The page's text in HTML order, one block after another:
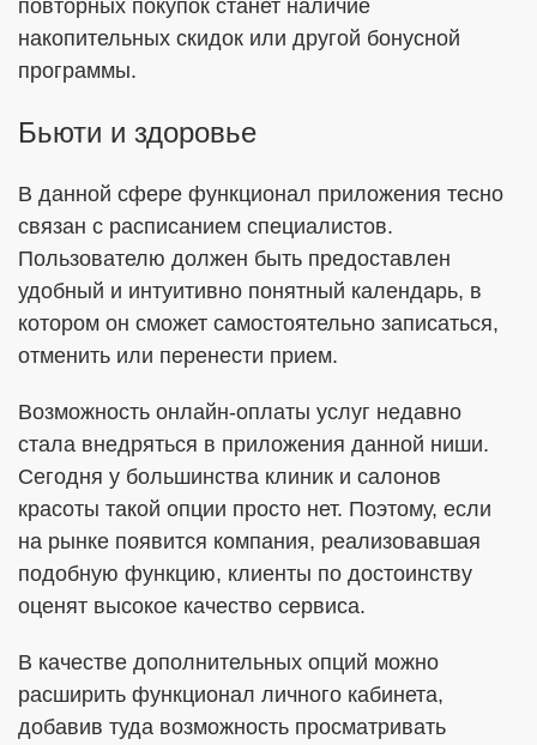
повторных покупок станет наличие
накопительных скидок или другой бонусной
программы.
Бьюти и здоровье
В данной сфере функционал приложения тесно
связан с расписанием специалистов.
Пользователю должен быть предоставлен
удобный и интуитивно понятный календарь, в
котором он сможет самостоятельно записаться,
отменить или перенести прием.
Возможность онлайн-оплаты услуг недавно
стала внедряться в приложения данной ниши.
Сегодня у большинства клиник и салонов
красоты такой опции просто нет. Поэтому, если
на рынке появится компания, реализовавшая
подобную функцию, клиенты по достоинству
оценят высокое качество сервиса.
В качестве дополнительных опций можно
расширить функционал личного кабинета,
добавив туда возможность просматривать